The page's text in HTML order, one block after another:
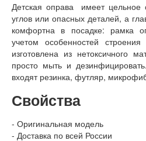
Детская оправа имеет цельное
углов или опасных деталей, а
комфортна в посадке: рамка
учетом особенностей
изготовлена из нетоксичного
просто мыть и
входят резинка, футляр,
Свойства
- Оригинальная модель
- Доставка по всей России